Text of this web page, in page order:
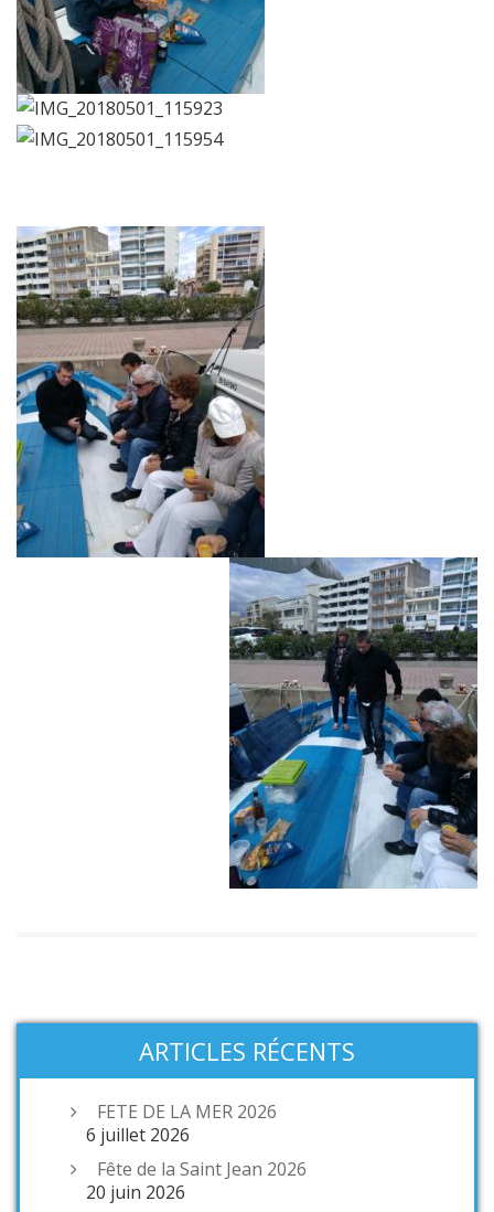
ARTICLES RÉCENTS
FETE DE LA MER 2026
6 juillet 2026
Fête de la Saint Jean 2026
20 juin 2026